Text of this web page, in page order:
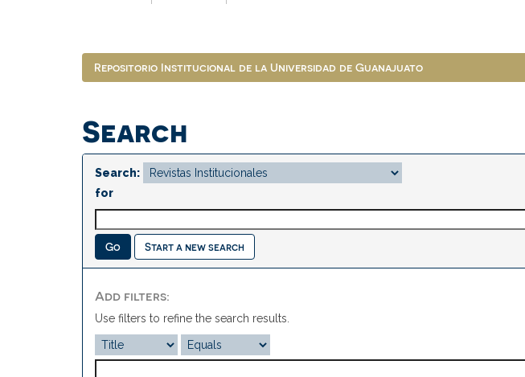
Repositorio Institucional de la Universidad de Guanajuato
Search
Search:
for
Start a new search
Add filters:
Use filters to refine the search results.